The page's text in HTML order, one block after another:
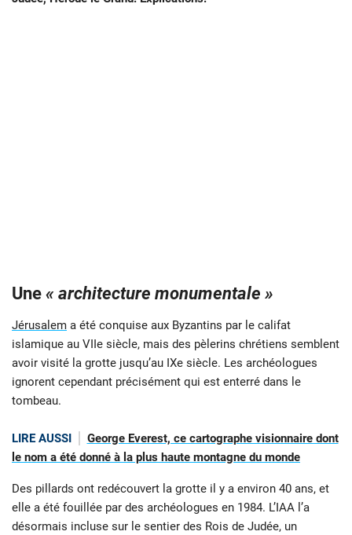
Une « architecture monumentale »
Jérusalem a été conquise aux Byzantins par le califat
islamique au VIIe siècle, mais des pèlerins chrétiens semblent
avoir visité la grotte jusqu’au IXe siècle. Les archéologues
ignorent cependant précisément qui est enterré dans le
tombeau.
LIRE AUSSI
George Everest, ce cartographe visionnaire dont
le nom a été donné à la plus haute montagne du monde
Des pillards ont redécouvert la grotte il y a environ 40 ans, et
elle a été fouillée par des archéologues en 1984. L’IAA l’a
désormais incluse sur le sentier des Rois de Judée, un